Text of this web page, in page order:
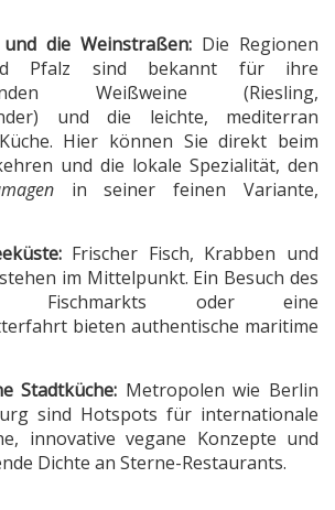
die Weinstraßen: Die Regionen
Pfalz sind bekannt für ihre
Weißweine (Riesling,
und die leichte, mediterran
Hier können Sie direkt beim
und die lokale Spezialität, den
in seiner feinen Variante,
Frischer Fisch, Krabben und
im Mittelpunkt. Ein Besuch des
Fischmarkts oder eine
bieten authentische maritime
Stadtküche: Metropolen wie Berlin
sind Hotspots für internationale
innovative vegane Konzepte und
Dichte an Sterne-Restaurants.